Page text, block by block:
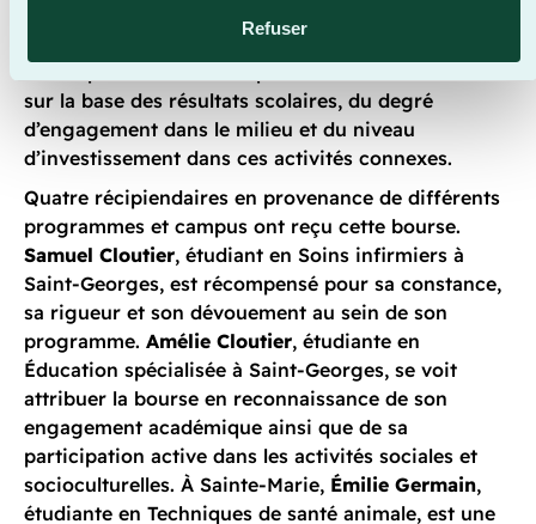
Refuser
dans un programme en lien avec le domaine de la
sur la base des résultats scolaires, du degré
d’engagement dans le milieu et du niveau
d’investissement dans ces activités connexes.
Quatre récipiendaires en provenance de différents
programmes et campus ont reçu cette bourse.
Samuel Cloutier, étudiant en Soins infirmiers à
Saint-Georges, est récompensé pour sa constance,
sa rigueur et son dévouement au sein de son
programme. Amélie Cloutier, étudiante en
Éducation spécialisée à Saint-Georges, se voit
attribuer la bourse en reconnaissance de son
engagement académique ainsi que de sa
participation active dans les activités sociales et
socioculturelles. À Sainte-Marie, Émilie Germain,
étudiante en Techniques de santé animale, est une